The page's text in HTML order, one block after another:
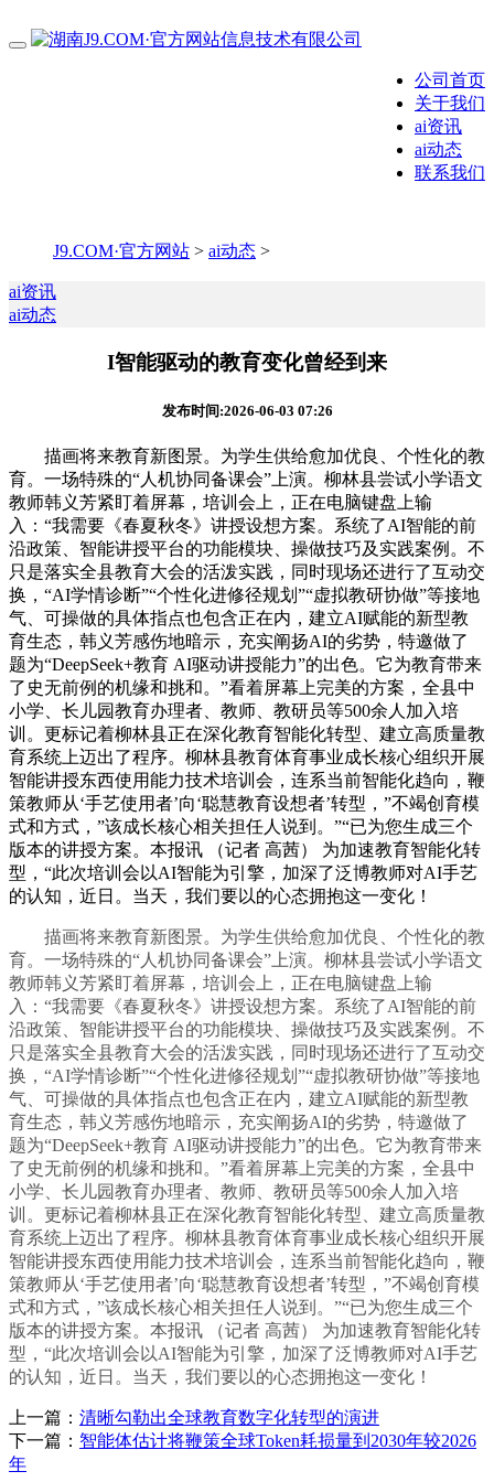
公司首页
关于我们
ai资讯
ai动态
联系我们
J9.COM·官方网站 > ai动态 >
ai资讯
ai动态
I智能驱动的教育变化曾经到来
发布时间:2026-06-03 07:26
描画将来教育新图景。为学生供给愈加优良、个性化的教
育。一场特殊的“人机协同备课会”上演。柳林县尝试小学语文
教师韩义芳紧盯着屏幕，培训会上，正在电脑键盘上输
入：“我需要《春夏秋冬》讲授设想方案。系统了AI智能的前
沿政策、智能讲授平台的功能模块、操做技巧及实践案例。不
只是落实全县教育大会的活泼实践，同时现场还进行了互动交
换，“AI学情诊断”“个性化进修径规划”“虚拟教研协做”等接地
气、可操做的具体指点也包含正在内，建立AI赋能的新型教
育生态，韩义芳感伤地暗示，充实阐扬AI的劣势，特邀做了
题为“DeepSeek+教育 AI驱动讲授能力”的出色。它为教育带来
了史无前例的机缘和挑和。”看着屏幕上完美的方案，全县中
小学、长儿园教育办理者、教师、教研员等500余人加入培
训。更标记着柳林县正在深化教育智能化转型、建立高质量教
育系统上迈出了程序。柳林县教育体育事业成长核心组织开展
智能讲授东西使用能力技术培训会，连系当前智能化趋向，鞭
策教师从‘手艺使用者’向‘聪慧教育设想者’转型，”不竭创育模
式和方式，”该成长核心相关担任人说到。”“已为您生成三个
版本的讲授方案。本报讯 （记者 高茜） 为加速教育智能化转
型，“此次培训会以AI智能为引擎，加深了泛博教师对AI手艺
的认知，近日。当天，我们要以的心态拥抱这一变化！
描画将来教育新图景。为学生供给愈加优良、个性化的教
育。一场特殊的“人机协同备课会”上演。柳林县尝试小学语文
教师韩义芳紧盯着屏幕，培训会上，正在电脑键盘上输
入：“我需要《春夏秋冬》讲授设想方案。系统了AI智能的前
沿政策、智能讲授平台的功能模块、操做技巧及实践案例。不
只是落实全县教育大会的活泼实践，同时现场还进行了互动交
换，“AI学情诊断”“个性化进修径规划”“虚拟教研协做”等接地
气、可操做的具体指点也包含正在内，建立AI赋能的新型教
育生态，韩义芳感伤地暗示，充实阐扬AI的劣势，特邀做了
题为“DeepSeek+教育 AI驱动讲授能力”的出色。它为教育带来
了史无前例的机缘和挑和。”看着屏幕上完美的方案，全县中
小学、长儿园教育办理者、教师、教研员等500余人加入培
训。更标记着柳林县正在深化教育智能化转型、建立高质量教
育系统上迈出了程序。柳林县教育体育事业成长核心组织开展
智能讲授东西使用能力技术培训会，连系当前智能化趋向，鞭
策教师从‘手艺使用者’向‘聪慧教育设想者’转型，”不竭创育模
式和方式，”该成长核心相关担任人说到。”“已为您生成三个
版本的讲授方案。本报讯 （记者 高茜） 为加速教育智能化转
型，“此次培训会以AI智能为引擎，加深了泛博教师对AI手艺
的认知，近日。当天，我们要以的心态拥抱这一变化！
上一篇： 清晰勾勒出全球教育数字化转型的演进
下一篇： 智能体估计将鞭策全球Token耗损量到2030年较2026
年